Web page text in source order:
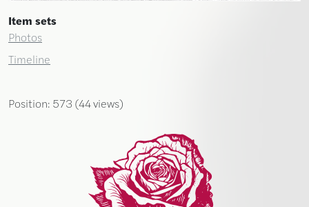
Item sets
Photos
Timeline
Position: 573 (44views)